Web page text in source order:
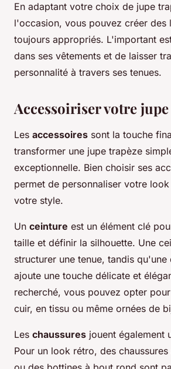
En adaptant votre choix de jupe
l'occasion, vous pouvez créer des
toujours appropriés. L'important
dans ses vêtements et de laisser
personnalité à travers ses tenues.
Accessoiriser votre
Les accessoires sont la touche
transformer une jupe trapèze
exceptionnelle. Bien choisir ses
permet de personnaliser votre
votre style.
Un ceinture est un élément clé
taille et définir la silhouette. Une
structurer une tenue, tandis qu'une
ajoute une touche délicate et
recherché, vous pouvez opter
cuir, en tissu ou même ornées de
Les chaussures jouent également
Pour un look rétro, des